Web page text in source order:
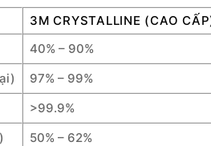
3M CRYSTALLINE (CAO
40% – 90%
97% – 99%
>99.9%
50% – 62%